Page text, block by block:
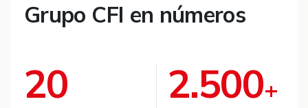
Grupo CFI en números
20 2.500+